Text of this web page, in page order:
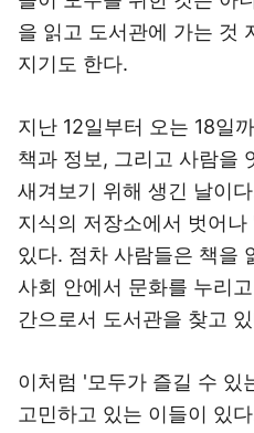
을 읽고 도서관에 가는 것
지기도 한다.
지난 12일부터 오는 18일
책과 정보, 그리고 사람을
새겨보기 위해 생긴 날이
지식의 저장소에서 벗어
있다. 점차 사람들은 책을
사회 안에서 문화를 누리
간으로서 도서관을 찾고
이처럼 '모두가 즐길 수 있
고민하고 있는 이들이 있